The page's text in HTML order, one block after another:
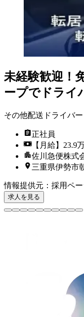
未経験歓迎！
ープでドライ
その他配送ドライバー
正社員
【月給】23.9
佐川急便株式
三重県伊勢市
情報提供元 ： 採用ペ
求人を見る